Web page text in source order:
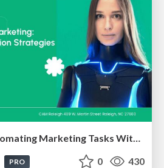
Kristin Tynski - Automating Marketing Tasks With AI
PRO 0 430